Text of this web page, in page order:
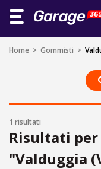
Home > Gommisti >
1 risultati
Risultati
"Valduggia